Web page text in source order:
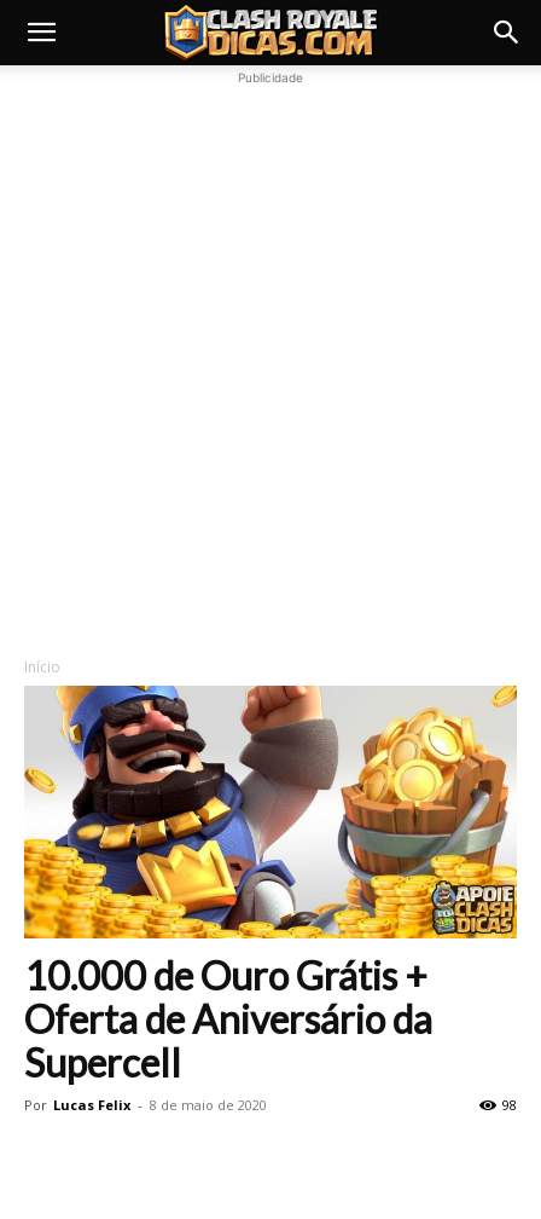
Publicidade
Início
10.000 de Ouro Grátis +
Oferta de Aniversário da
Supercell
Por Lucas Felix - 8 de maio de 2020 98